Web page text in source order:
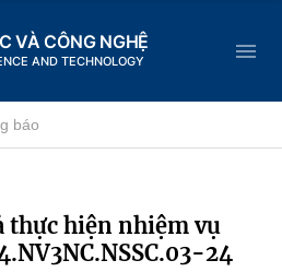
VÀ CÔNG NGHỆ
AND TECHNOLOGY
báo
thực hiện nhiệm vụ
24